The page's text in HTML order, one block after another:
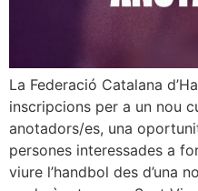
La Federació Catalana
inscripcions per a un nou
anotadors/es, una
persones interessades a
viure l’handbol des d’una